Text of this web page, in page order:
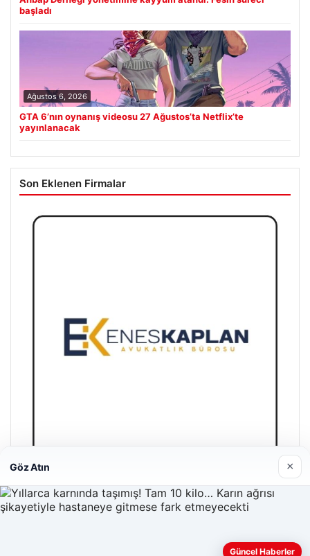
başladı
Ağustos 6, 2026
GTA 6’nın oynanış videosu 27 Ağustos’ta Netflix’te
yayınlanacak
Son Eklenen Firmalar
Enes Kaplan Avukatlık Bürosu
Nisan 28, 2026
Göz Atın ×
Güncel Haberler